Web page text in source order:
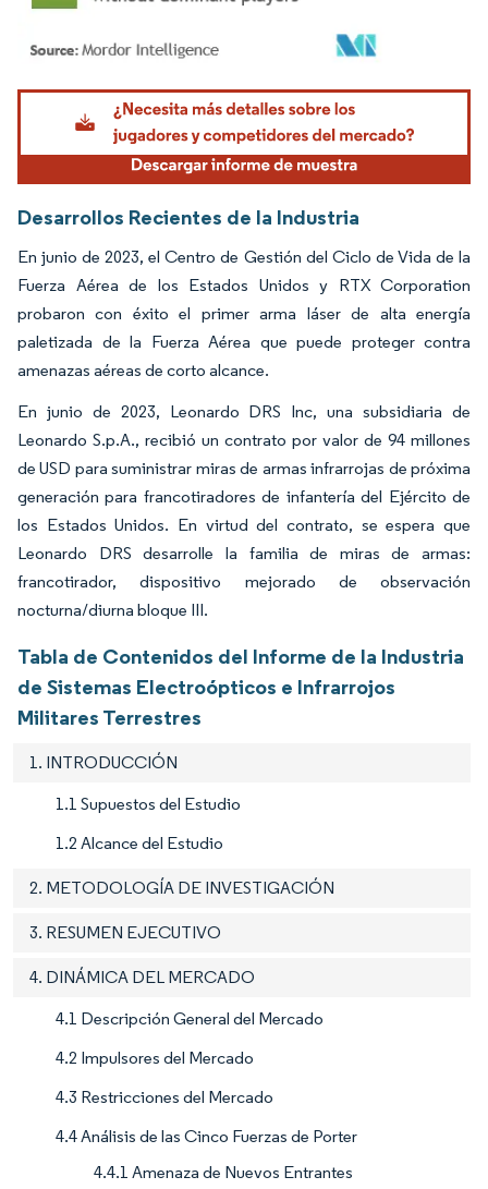
Imagen © Mordor Intelligence. El uso requiere atribución según CC BY 4.0.
Desarrollos Recientes de la Industria
En junio de 2023, el Centro de Gestión del Ciclo de Vida de la
Fuerza Aérea de los Estados Unidos y RTX Corporation
probaron con éxito el primer arma láser de alta energía
paletizada de la Fuerza Aérea que puede proteger contra
amenazas aéreas de corto alcance.
En junio de 2023, Leonardo DRS Inc, una subsidiaria de
Leonardo S.p.A., recibió un contrato por valor de 94 millones
de USD para suministrar miras de armas infrarrojas de próxima
generación para francotiradores de infantería del Ejército de
los Estados Unidos. En virtud del contrato, se espera que
Leonardo DRS desarrolle la familia de miras de armas:
francotirador, dispositivo mejorado de observación
nocturna/diurna bloque III.
Tabla de Contenidos del Informe de la Industria
de Sistemas Electroópticos e Infrarrojos
Militares Terrestres
1. INTRODUCCIÓN
1.1 Supuestos del Estudio
1.2 Alcance del Estudio
2. METODOLOGÍA DE INVESTIGACIÓN
3. RESUMEN EJECUTIVO
4. DINÁMICA DEL MERCADO
4.1 Descripción General del Mercado
4.2 Impulsores del Mercado
4.3 Restricciones del Mercado
4.4 Análisis de las Cinco Fuerzas de Porter
4.4.1 Amenaza de Nuevos Entrantes